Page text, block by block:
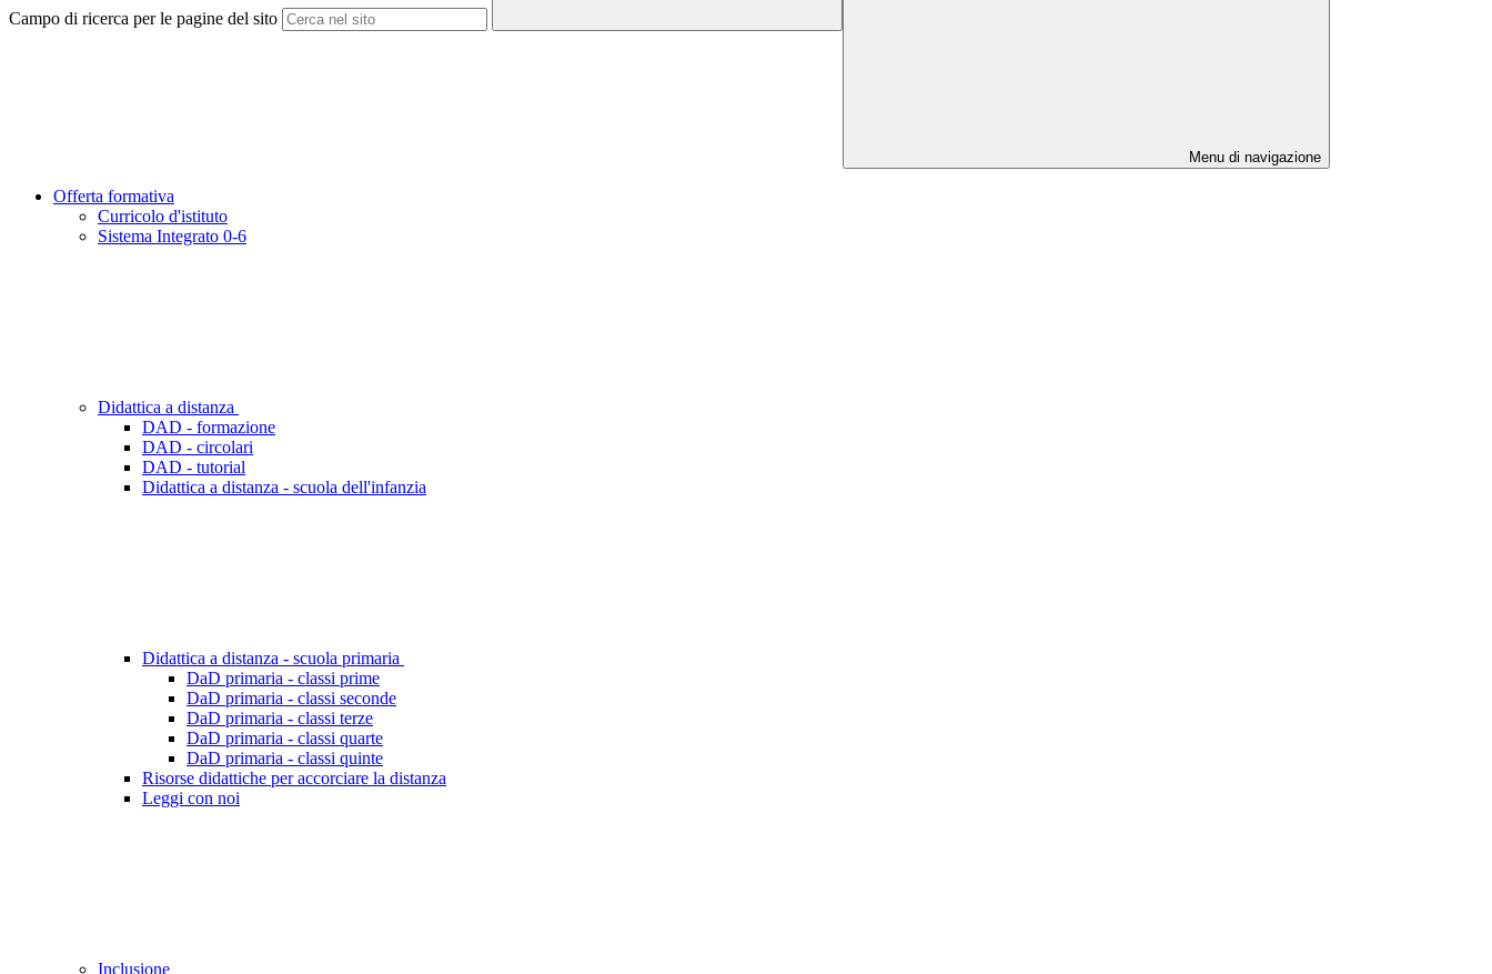
Campo di ricerca per le pagine del sito
Menu di navigazione
Offerta formativa
Curricolo d'istituto
Sistema Integrato 0-6
Didattica a distanza
DAD - formazione
DAD - circolari
DAD - tutorial
Didattica a distanza - scuola dell'infanzia
Didattica a distanza - scuola primaria
DaD primaria - classi prime
DaD primaria - classi seconde
DaD primaria - classi terze
DaD primaria - classi quarte
DaD primaria - classi quinte
Risorse didattiche per accorciare la distanza
Leggi con noi
Inclusione